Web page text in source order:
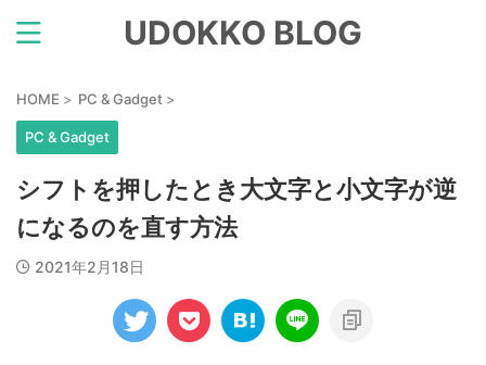
UDOKKO BLOG
HOME > PC & Gadget >
PC & Gadget
シフトを押したとき大文字と小文字が逆
になるのを直す方法
2021年2月18日